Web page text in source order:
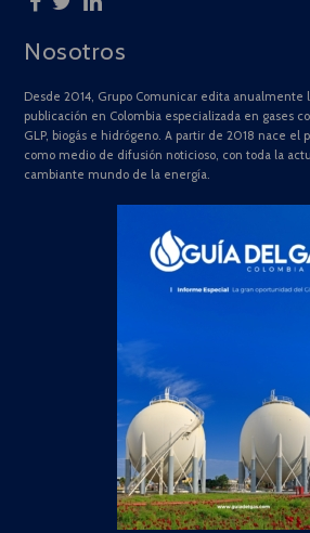
Nosotros
Desde 2014, Grupo Comunicar edita anualmente
publicación en Colombia especializada en gases
GLP, biogás e hidrógeno. A partir de 2018 nace el
como medio de difusión noticioso, con toda la
cambiante mundo de la energía.